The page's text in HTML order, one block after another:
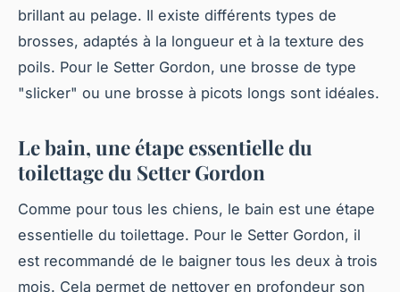
brillant au pelage. Il existe différents types de
brosses, adaptés à la longueur et à la texture des
poils. Pour le Setter Gordon, une brosse de type
"slicker" ou une brosse à picots longs sont idéales.
Le bain, une étape essentielle du
toilettage du Setter Gordon
Comme pour tous les chiens, le bain est une étape
essentielle du toilettage. Pour le Setter Gordon, il
est recommandé de le baigner tous les deux à trois
mois. Cela permet de nettoyer en profondeur son